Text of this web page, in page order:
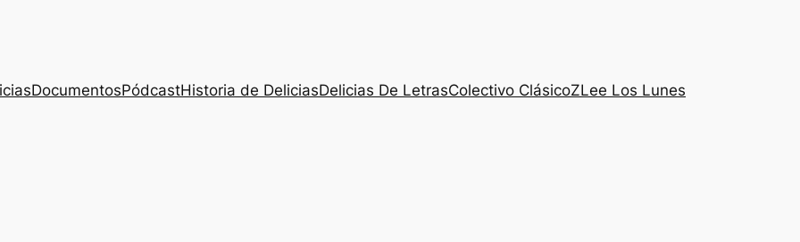
DocumentosPódcastHistoria de DeliciasDelicias De LetrasColectivo ClásicoZLee Los Lunes